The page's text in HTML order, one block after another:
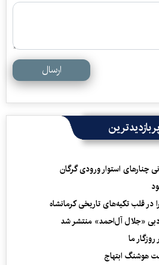
ارسال
چنارهای استوار ورودی گرگان
در قلب تکیه‌های تاریخی کرمانشاه
«جلال آل‌احمد» منتشر شد
ما
هوشنگ ابتهاج